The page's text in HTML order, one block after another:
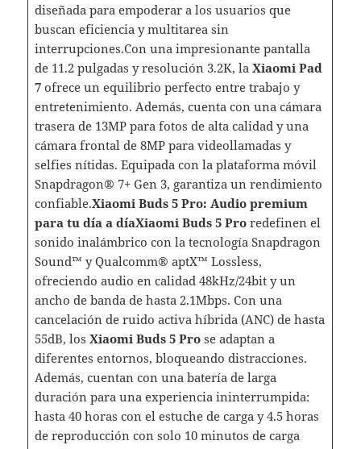
diseñada para empoderar a los usuarios que
buscan eficiencia y multitarea sin
interrupciones.Con una impresionante pantalla
de 11.2 pulgadas y resolución 3.2K, la Xiaomi Pad
7ofrece un equilibrio perfecto entre trabajo y
entretenimiento. Además, cuenta con una cámara
trasera de 13MP para fotos de alta calidad y una
cámara frontal de 8MP para videollamadas y
selfies nítidas. Equipada con la plataforma móvil
Snapdragon® 7+ Gen 3, garantiza un rendimiento
confiable.Xiaomi Buds 5 Pro: Audio premium
para tu día a díaXiaomi Buds 5 Proredefinen el
sonido inalámbrico con la tecnología Snapdragon
Sound™ y Qualcomm® aptX™ Lossless,
ofreciendo audio en calidad 48kHz/24bit y un
ancho de banda de hasta 2.1Mbps. Con una
cancelación de ruido activa híbrida (ANC) de hasta
55dB, los Xiaomi Buds 5 Prose adaptan a
diferentes entornos, bloqueando distracciones.
Además, cuentan con una batería de larga
duración para una experiencia ininterrumpida:
hasta 40 horas con el estuche de carga y 4.5 horas
de reproducción con solo 10 minutos de carga